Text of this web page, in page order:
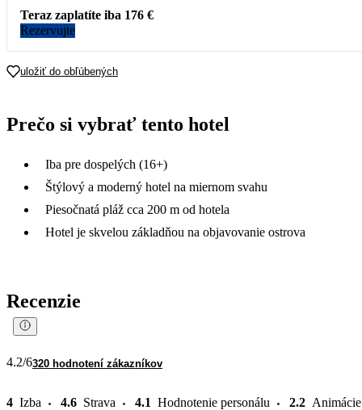
Teraz zaplatíte iba 176 €
Rezervujte
uložiť do obľúbených
Prečo si vybrať tento hotel
Iba pre dospelých (16+)
Štýlový a moderný hotel na miernom svahu
Piesočnatá pláž cca 200 m od hotela
Hotel je skvelou základňou na objavovanie ostrova
Recenzie
4.2/6320 hodnotení zákazníkov
4 Izba 4.6 Strava 4.1 Hodnotenie personálu 2.2 Animácie